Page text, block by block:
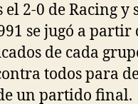
2-0 de Racing y
se jugó a partir
de cada
todos para
un partido final.